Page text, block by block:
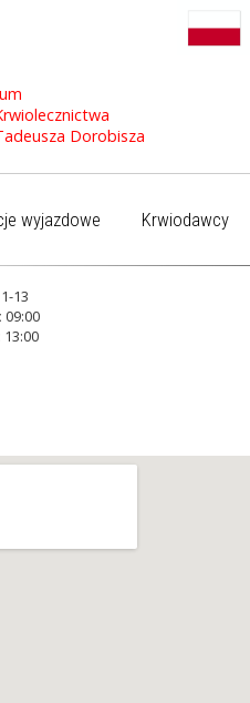
Dorobisza
wyjazdowe Krwiodawcy
13
09:00
13:00